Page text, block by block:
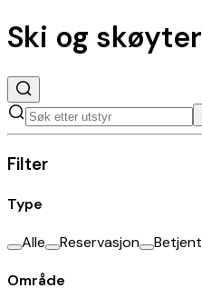
Ski og skøyter
Filter
Type
Alle Reservasjon Betjent
Område